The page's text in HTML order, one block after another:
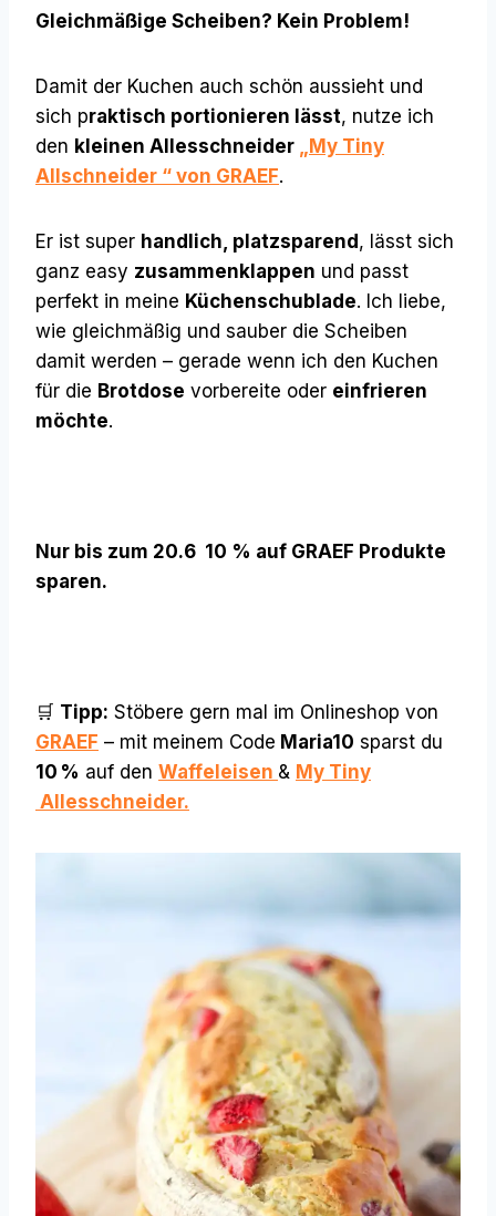
Gleichmäßige Scheiben? Kein Problem!
Damit der Kuchen auch schön aussieht und
sich praktisch portionieren lässt, nutze ich
den kleinen Allesschneider „My Tiny
Allschneider “ von GRAEF.
Er ist super handlich, platzsparend , lässt sich
ganz easy zusammenklappen und passt
perfekt in meine Küchenschublade. Ich liebe,
wie gleichmäßig und sauber die Scheiben
damit werden – gerade wenn ich den Kuchen
für die Brotdose vorbereite oder einfrieren
möchte.
Nur bis zum 20.6 10 % auf GRAEF Produkte
sparen.
🛒 Tipp: Stöbere gern mal im Onlineshop von
GRAEF – mit meinem Code Maria10 sparst du
10 % auf den Waffeleisen & My Tiny
Allesschneider.